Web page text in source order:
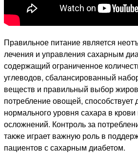
Правильное питание является
лечения и управления сахарным
содержащий ограниченное
углеводов, сбалансированный
веществ и правильный выбор
потребление овощей, способствует
нормального уровня сахара в
осложнений. Контроль за
также играет важную роль в
пациентов с сахарным диабетом.